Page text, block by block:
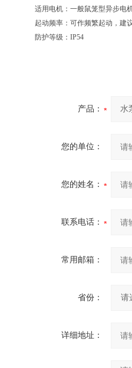
适用电机：一般鼠笼型异步电
起动频率：可作频繁起动，建
防护等级：IP54
产品：
您的单位：
您的姓名：
联系电话：
常用邮箱：
省份：
详细地址：